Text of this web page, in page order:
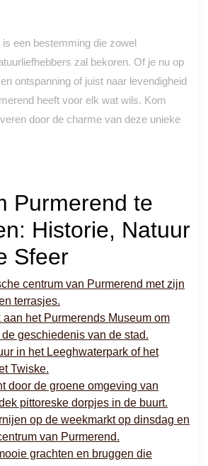
een bestemming die zowel
zal bekoren. Of je nu op
ontspanning of juist naar levendigheid
heeft voor elk wat wils. Kom
door de charme van deze unieke
Purmerend te
Historie, Natuur
Sfeer
centrum van Purmerend met zijn
terrasjes.
het Purmerends Museum om
geschiedenis van de stad.
in het Leeghwaterpark of het
Twiske.
door de groene omgeving van
pittoreske dorpjes in de buurt.
op de weekmarkt op dinsdag en
van Purmerend.
grachten en bruggen die